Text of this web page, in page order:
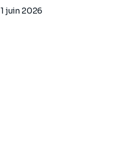
1 juin 2026